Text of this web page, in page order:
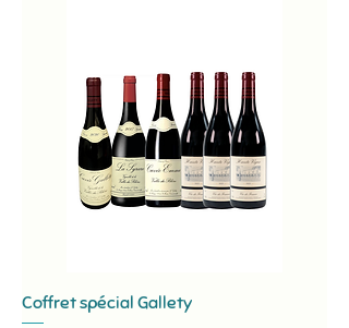
Coffret spécial Gallety